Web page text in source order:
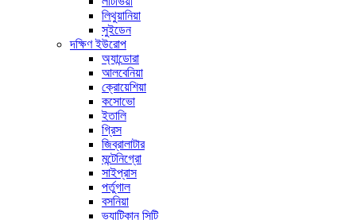
লিথুয়ানিয়া
সুইডেন
দক্ষিণ ইউরোপ
অ্যান্ডোরা
আলবেনিয়া
ক্রোয়েশিয়া
কসোভো
ইতালি
গ্রিস
জিব্রালাটার
মন্টেনিগ্রো
সাইপ্রাস
পর্তুগাল
বসনিয়া
ভ্যাটিকান সিটি